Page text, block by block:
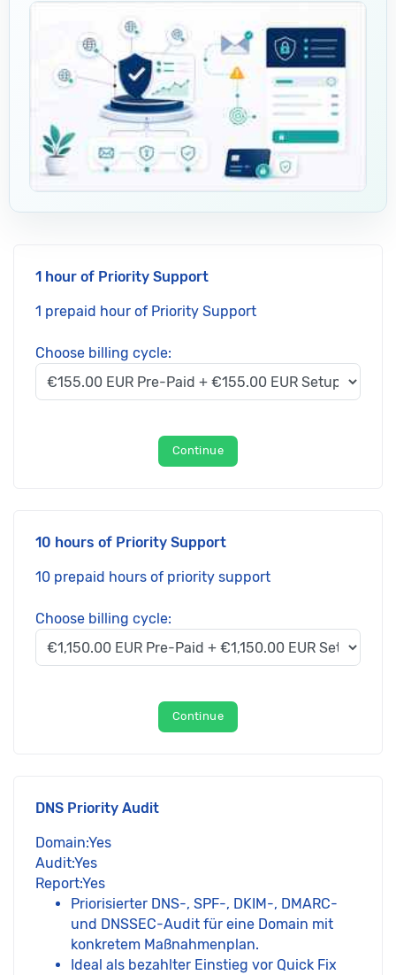
1 hour of Priority Support
1 prepaid hour of Priority Support
Choose billing cycle:
Continue
10 hours of Priority Support
10 prepaid hours of priority support
Choose billing cycle:
Continue
DNS Priority Audit
Domain:Yes
Audit:Yes
Report:Yes
Priorisierter DNS-, SPF-, DKIM-, DMARC-
und DNSSEC-Audit für eine Domain mit
konkretem Maßnahmenplan.
Ideal als bezahlter Einstieg vor Quick Fix